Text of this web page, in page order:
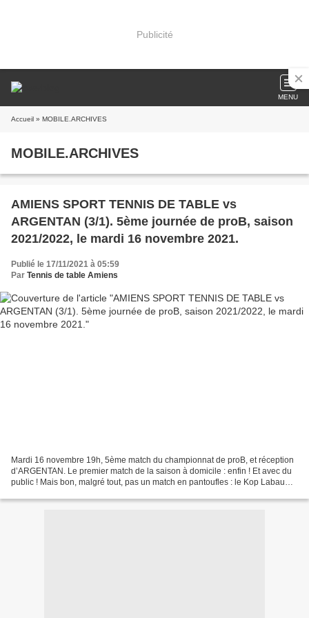
Publicité
MENU
Accueil » MOBILE.ARCHIVES
MOBILE.ARCHIVES
AMIENS SPORT TENNIS DE TABLE vs
ARGENTAN (3/1). 5ème journée de proB, saison
2021/2022, le mardi 16 novembre 2021.
Publié le 17/11/2021 à 05:59
Par Tennis de table Amiens
Mardi 16 novembre 19h, 5ème match du championnat de proB, et réception
d’ARGENTAN. Le premier match de la saison à domicile : enfin ! Et avec du
public ! Mais bon, malgré tout, pas un match en pantoufles : le Kop Labaume